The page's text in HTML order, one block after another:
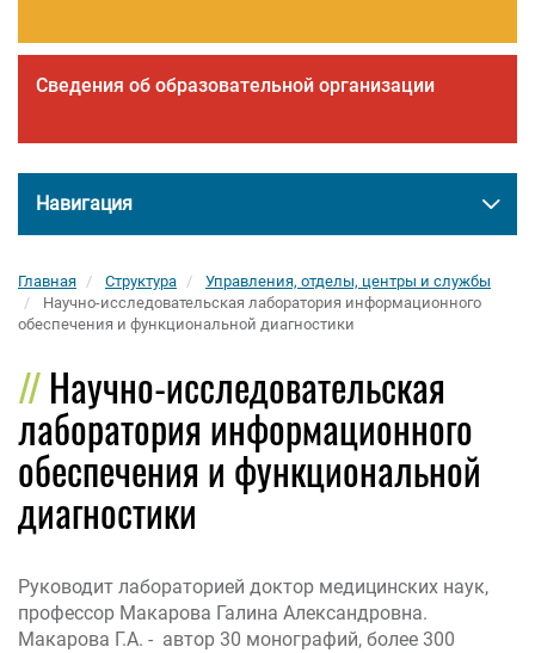
Сведения об образовательной организации
Навигация
Главная Структура
Управления, отделы, центры и службы
Научно-исследовательская лаборатория информационного
обеспечения и функциональной диагностики
Научно-исследовательская
лаборатория информационного
обеспечения и функциональной
диагностики
Руководит лабораторией доктор медицинских наук,
профессор Макарова Галина Александровна.
Макарова Г.А. - автор 30 монографий, более 300